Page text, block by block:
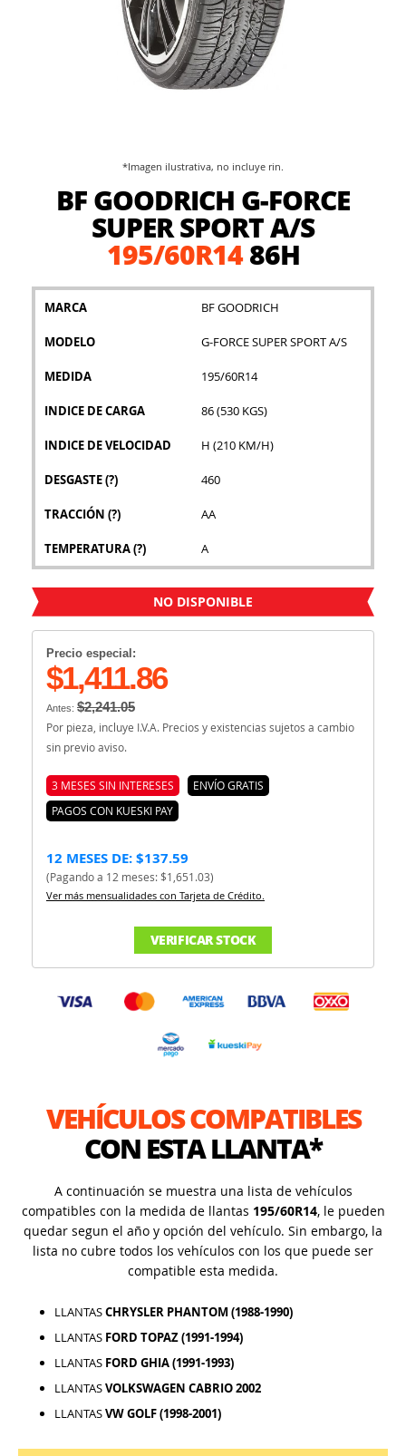
BF GOODRICH G-FORCE
SUPER SPORT A/S
195/60R1486H
MARCA BF GOODRICH
MODELO G-FORCE SUPER SPORT A/S
MEDIDA 195/60R14
INDICE DE CARGA 86 (530 KGS)
INDICE DE VELOCIDAD H (210 KM/H)
DESGASTE(?) 460
TRACCIÓN (?) AA
TEMPERATURA(?) A
NO DISPONIBLE
Precio especial:
$1,411.86
Antes: $2,241.05
Por pieza, incluye I.V.A. Precios y existencias sujetos a cambio
sin previo aviso.
3 MESES SIN INTERESES
ENVÍO GRATIS
PAGOS CON KUESKI PAY
12 MESES DE: $137.59
(Pagando a 12 meses: $1,651.03)
Ver más mensualidades con Tarjeta de Crédito.
VERIFICAR STOCK
*Imagen ilustrativa, no incluye rin.
de
imágenes
VEHÍCULOS COMPATIBLES
CON ESTA LLANTA*
A continuación se muestra una lista de vehículos
compatibles con la medida de llantas 195/60R14, le pueden
quedar segun el año y opción del vehículo. Sin embargo, la
lista no cubre todos los vehículos con los que puede ser
compatible esta medida.
LLANTASCHRYSLER PHANTOM (1988-1990)
LLANTAS FORD TOPAZ (1991-1994)
LLANTAS FORD GHIA (1991-1993)
LLANTASVOLKSWAGEN CABRIO 2002
LLANTASVW GOLF (1998-2001)